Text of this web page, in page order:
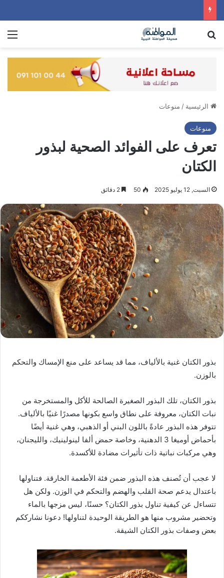
الرئيسية / منوعات
منوعات
تعرف على الفوائد الصحية لبذور
الكتان
السبت, 12 يوليو 2025 50
بذور الكتان غنية بالألياف، مما قد يساعد على منع الإمساك والتحكم
بالوزن.
بذور الكتان، تلك البذور الصغيرة الصالحة للأكل والمستخرجة من
نبات الكتان، معروفة على نطاق واسع بكونها مصدرًا غنيًا بالألياف.
تتوفر هذه البذور عادةً باللون البني أو الذهبي، وهي غنية أيضًا
بأحماض أوميغا 3 الدهنية، وخاصة حمض ألفا لينولينيك، والليجنان،
وهي مركبات نباتية ذات تأثيرات مضادة للأكسدة.
لا عجب أن تُصنف هذه البذور ضمن فئة الأطعمة الخارقة. فتناولها
باعتدال يدعم صحة القلب والهضم والتحكم في الوزن. ولكن هل
تتساءل عن كيفية تناول بذور الكتان؟ حسنًا، ليس مزجها بالماء
وتحضير مشروب منها هو الطريقة الوحيدة لتناولها! دعونا نشارككم
بعض وصفات بذور الكتان الشيقة.